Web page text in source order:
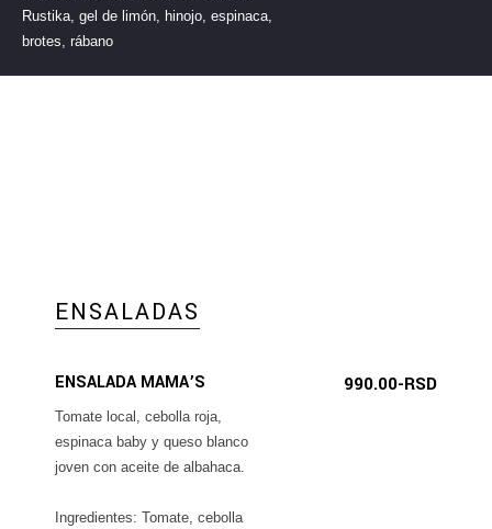
Rustika, gel de limón, hinojo, espinaca,
brotes, rábano
ENSALADAS
ENSALADA MAMA’S 990.00-RSD
Tomate local, cebolla roja,
espinaca baby y queso blanco
joven con aceite de albahaca.
Ingredientes: Tomate, cebolla